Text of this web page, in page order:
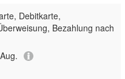
Debitkarte,
Bezahlung nach